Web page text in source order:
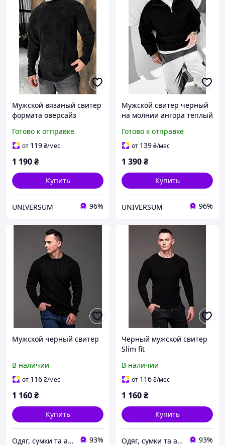
Мужской вязаный свитер
формата оверсайз
Готово к отправке
от 119₴/мес
1 190₴
Купить
UNIVERSUM 96%
Мужской свитер черный
на молнии ангора теплый
Готово к отправке
от 139₴/мес
1 390₴
Купить
UNIVERSUM 96%
Мужской черный свитер
В наличии
от 116₴/мес
1 160₴
Купить
Одяг, сумки та аксесуари 93%
Черный мужской свитер
Slim fit
В наличии
от 116₴/мес
1 160₴
Купить
Одяг, сумки та аксесуари 93%